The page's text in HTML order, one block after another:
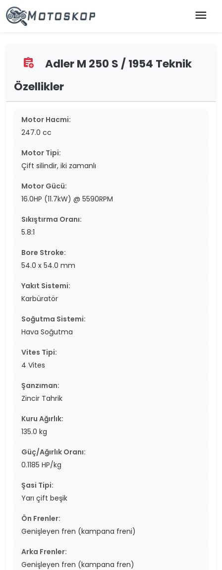
menu
assignment_add
Adler M 250 S / 1954 Teknik
Özellikler
Motor Hacmi:
247.0 cc
Motor Tipi:
Çift silindir, iki zamanlı
Motor Gücü:
16.0HP (11.7kW) @ 5590RPM
Sıkıştırma Oranı:
5.8:1
Bore Stroke:
54.0 x 54.0 mm
Yakıt Sistemi:
Karbüratör
Soğutma Sistemi:
Hava Soğutma
Vites Tipi:
4 Vites
Şanzıman:
Zincir Tahrik
Kuru Ağırlık:
135.0 kg
Güç/Ağırlık Oranı:
0.1185 HP/kg
Şasi Tipi:
Yarı çift beşik
Ön Frenler:
Genişleyen fren (kampana freni)
Arka Frenler:
Genişleyen fren (kampana fren)